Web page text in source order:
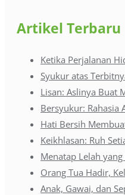
Artikel Terbaru
Ketika Perjalanan
Syukur atas
Lisan: Aslinya Buat
Bersyukur: Rahasia
Hati Bersih
Keikhlasan: Ruh
Menatap Lelah
Orang Tua Hadir,
Anak, Gawai, dan